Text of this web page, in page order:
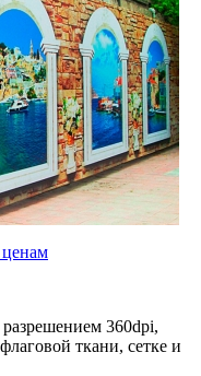
360dpi,
ткани, сетке и